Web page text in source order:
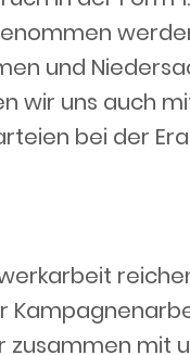
und
wir uns auch
bei der
zusammen mit